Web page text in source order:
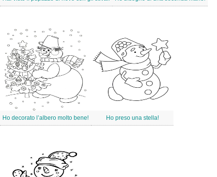
Ho decorato l’albero molto bene! Ho preso una stella!